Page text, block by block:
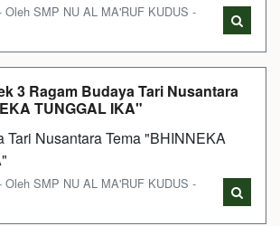
Oleh SMP NU AL MA'RUF KUDUS -
3 Ragam Budaya Tari Nusantara
TUNGGAL IKA"
Tari Nusantara Tema "BHINNEKA
Oleh SMP NU AL MA'RUF KUDUS -